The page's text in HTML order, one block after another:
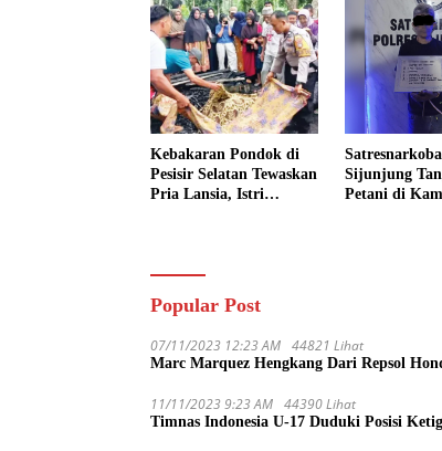
Kebakaran Pondok di
Pesisir Selatan Tewaskan
Pria Lansia, Istri
Sijunjung
Petani di
Popular Post
07/11/2023 12:23 AM 44821 Lihat
Marc Marquez Hengkang Dari Repsol
11/11/2023 9:23 AM 44390 Lihat
Timnas Indonesia U-17 Duduki Posisi